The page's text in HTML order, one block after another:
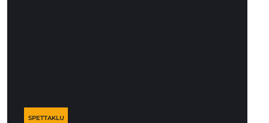
SPETTAKLU